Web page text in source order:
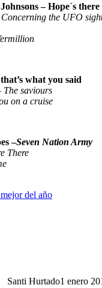
– Hope´s there
Concerning the UFO
what you said
The saviours
on a cruise
–Seven Nation Army
There
del año
Santi Hurtado1 enero